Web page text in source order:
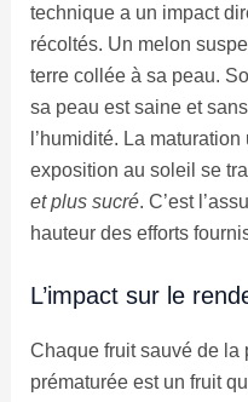
technique a un impact
récoltés. Un melon
terre collée à sa peau.
sa peau est saine et
l’humidité. La
exposition au soleil se
et plus sucré. C’est
hauteur des efforts
L’impact sur le
Chaque fruit sauvé de la
prématurée est un fruit